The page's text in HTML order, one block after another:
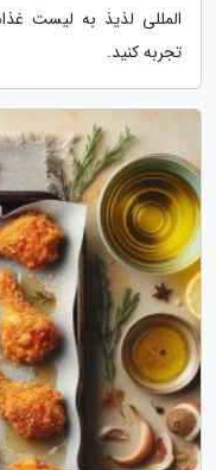
المللی لذیذ به لیست
تجربه کنید.